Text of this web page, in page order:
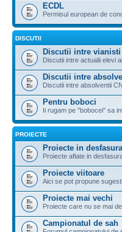
ECDL
Permisul european de
DISCUTII
Discutii intre vianisti
Discutii intre actualii elevi
Discutii intre
Discutii intre absolventii
Pentru boboci
Ii rugam pe "bobocei" sa
PROIECTE
Proiecte in
Proiecte aflate in
Proiecte viitoare
Aici se pot propune
Proiecte mai vechi
Proiecte care nu se mai
Campionatul de sah